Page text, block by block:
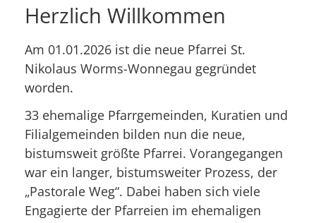
Herzlich Willkommen
Am 01.01.2026 ist die neue Pfarrei St.
Nikolaus Worms-Wonnegau gegründet
worden.
33 ehemalige Pfarrgemeinden, Kuratien und
Filialgemeinden bilden nun die neue,
bistumsweit größte Pfarrei. Vorangegangen
war ein langer, bistumsweiter Prozess, der
„Pastorale Weg“. Dabei haben sich viele
Engagierte der Pfarreien im ehemaligen